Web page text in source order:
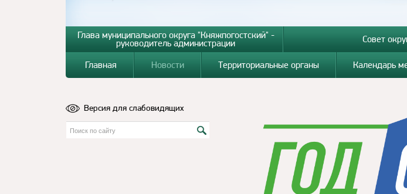
Глава муниципального округа "Княжпогостский" -
руководитель администрации Совет
Главная Новости Территориальные органы Календарь
Версия для слабовидящих